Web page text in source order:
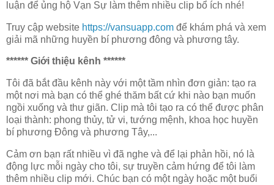
luận để ủng hộ Vạn Sự làm thêm nhiều clip bổ ích nhé!
Truy cập website https://vansuapp.com để khám phá và xem
giải mã những huyền bí phương đông và phương tây.
****** Giới thiệu kênh ******
Tôi đã bắt đầu kênh này với một tầm nhìn đơn giản: tạo ra
một nơi mà bạn có thể ghé thăm bất cứ khi nào bạn muốn
ngồi xuống và thư giãn. Clip mà tôi tạo ra có thể được phân
loại thành: phong thủy, tử vi, tướng mệnh, khoa học huyền
bí phương Đông và phương Tây,...
Cảm ơn bạn rất nhiều vì đã nghe và để lại phản hồi, nó là
động lực mỗi ngày cho tôi, sự truyền cảm hứng để tôi làm
thêm nhiều clip mới. Chúc bạn có một ngày hoặc một buổi